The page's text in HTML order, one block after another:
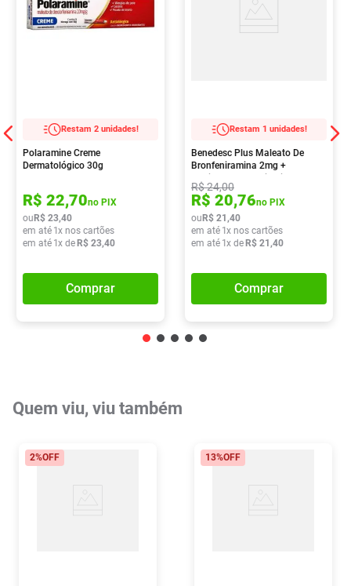
Restam 2 unidades!
Polaramine Creme
Dermatológico 30g
R$ 22,70no PIX
ou R$ 23,40
em até 1x nos cartões
em até 1x de R$ 23,40
Comprar
Restam 1 unidades!
Benedesc Plus Maleato De
Bronfeniramina 2mg +
Xarope 120ml
R$24,00
R$ 20,76no PIX
ou R$ 21 ,40
em até 1x nos cartões
em até 1x de R$ 21 ,40
Comprar
Quem viu, viu também
2%OFF 13%OFF